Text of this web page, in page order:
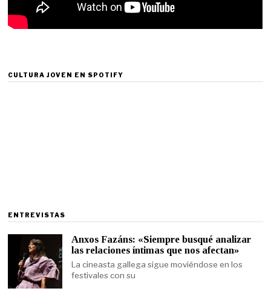
CULTURA JOVEN EN SPOTIFY
ENTREVISTAS
Anxos Fazáns: «Siempre busqué analizar
las relaciones íntimas que nos afectan»
La cineasta gallega sigue moviéndose en los
festivales con su